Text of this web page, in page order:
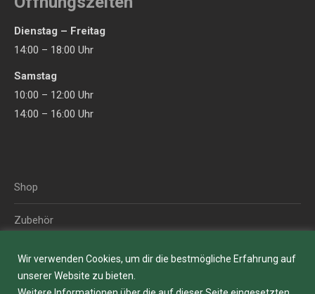
Wir verwenden Cookies, um dir die bestmögliche Erfahrung auf
unserer Website zu bieten.
new
window
new
window
Dienstag – Freitag
14:00 – 18:00 Uhr
Samstag
10:00 – 12:00 Uhr
14:00 – 16:00 Uhr
Shop
Zubehör
Blog
Über uns